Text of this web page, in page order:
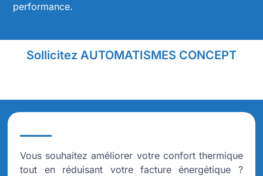
performance.
Sollicitez AUTOMATISMES CONCEPT
Vous souhaitez améliorer votre confort thermique
tout en réduisant votre facture énergétique ?